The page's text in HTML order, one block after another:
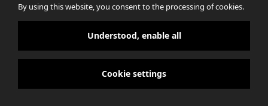
Cookies Datenschutz Impressum
By using this website, you consent to the processing of cookies.
Understood, enable all
Cookie settings